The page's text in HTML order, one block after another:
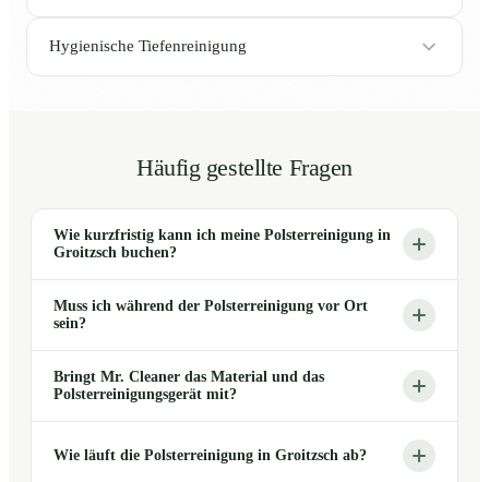
Hygienische Tiefenreinigung
Häufig gestellte Fragen
Wie kurzfristig kann ich meine Polsterreinigung in
Groitzsch buchen?
Muss ich während der Polsterreinigung vor Ort
sein?
Bringt Mr. Cleaner das Material und das
Polsterreinigungsgerät mit?
Wie läuft die Polsterreinigung in Groitzsch ab?